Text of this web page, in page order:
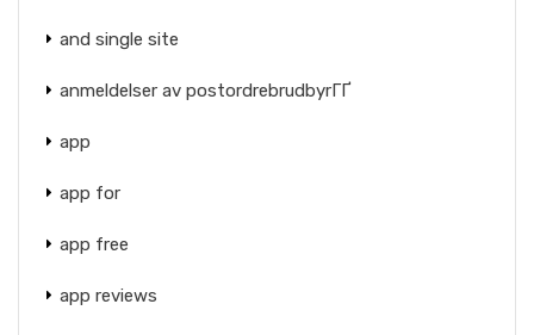
and single site
anmeldelser av postordrebrudbyrГҐ
app
app for
app free
app reviews